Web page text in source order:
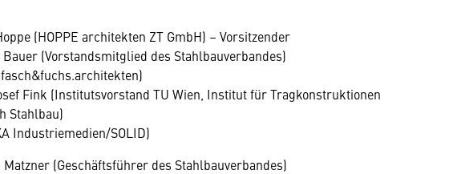
(HOPPE architekten ZT GmbH) – Vorsitzender
(Vorstandsmitglied des Stahlbauverbandes)
Fink (Institutsvorstand TU Wien, Institut für Tragkonstruktionen
Stahlbau)
Industriemedien/SOLID)
(Geschäftsführer des Stahlbauverbandes)